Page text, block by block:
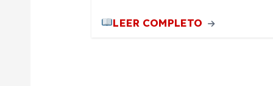
LEER COMPLETO